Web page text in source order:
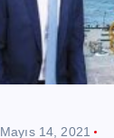
Mayıs 14, 2021